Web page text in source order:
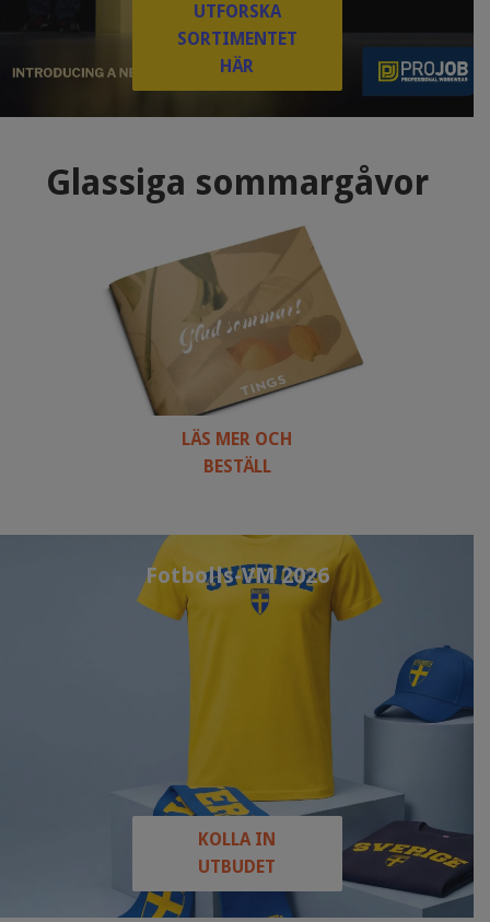
UTFORSKA
SORTIMENTET
HÄR
Glassiga sommargåvor
LÄS MER OCH
BESTÄLL
Fotbolls-VM 2026
KOLLA IN
UTBUDET